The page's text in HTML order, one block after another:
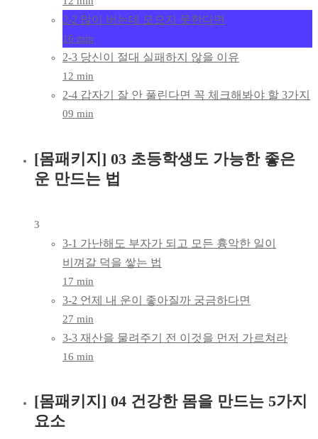
2-2 많이 버는데 모으지 못한다면
16 min
2-3 당신이 절대 실패하지 않을 이유
12 min
2-4 갑자기 잘 안 풀린다면 꼭 체크해봐야 할 3가지
09 min
[몸패키지] 03 초등학생도 가능한 좋은
운 만드는 법
3
3-1 가난해도 부자가 되고 모든 흉악한 일이
비껴갈 덕을 쌓는 법
17 min
3-2 언제 내 운이 좋아질까 궁금하다면
27 min
3-3 재산을 물려주기 전 이것을 먼저 가르쳐라
16 min
[몸패키지] 04 건강한 몸을 만드는 5가지
요소